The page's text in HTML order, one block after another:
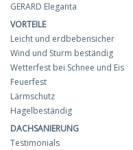
GERARD Eleganta
VORTEILE
Leicht und erdbebensicher
Wind und Sturm beständig
Wetterfest bei Schnee und Eis
Feuerfest
Lärmschutz
Hagelbeständig
DACHSANIERUNG
Testimonials